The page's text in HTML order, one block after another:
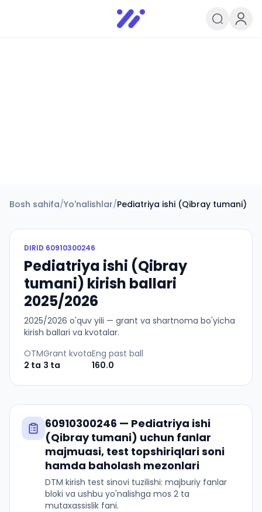
Infoedu
Ta&#039;lim xabarlari va
Bosh sahifa/Yo'nalishlar/Pediatriya ishi (Qibray tumani)
DIRID 60910300246
Pediatriya ishi (Qibray
tumani) kirish ballari
2025/2026
2025/2026 o'quv yili — grant va shartnoma bo'yicha
kirish ballari va kvotalar.
OTM
2 ta
Grant kvota
3 ta
Eng past ball
160.0
60910300246 — Pediatriya ishi
(Qibray tumani) uchun fanlar
majmuasi, test topshiriqlari soni
hamda baholash mezonlari
DTM kirish test sinovi tuzilishi: majburiy fanlar
bloki va ushbu yo'nalishga mos 2 ta
mutaxassislik fani.